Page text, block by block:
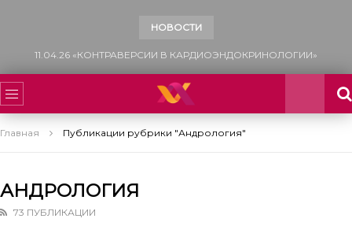
НОВОСТИ
11.04.26 «КОНТРАВЕРСИИ В КАРДИОЭНДОКРИНОЛОГИИ»
Главная Публикации рубрики "Андрология"
АНДРОЛОГИЯ
73 ПУБЛИКАЦИИ